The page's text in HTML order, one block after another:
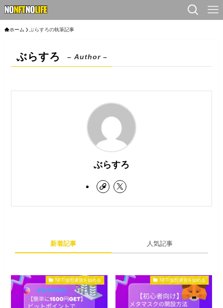
ホーム ぶらすろの執筆記事
ぶらすろ – Author –
ぶらすろ
新着記事 人気記事
NFT/仮想通貨を始める NFT/仮想通貨を始める